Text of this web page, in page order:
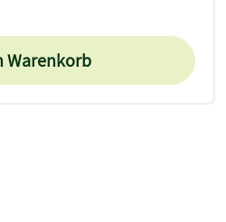
Warenkorb